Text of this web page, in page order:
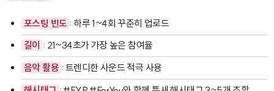
포스팅 빈도 : 하루 1~4회 꾸준히 업로드
길이 : 21~34초가 가장 높은 참여율
음악 활용 : 트렌디한 사운드 적극 사용